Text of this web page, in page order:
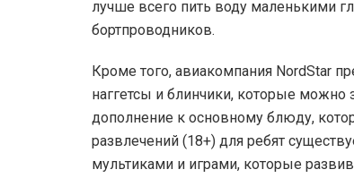
лучше всего пить воду маленькими
бортпроводников.
Кроме того, авиакомпания NordStar
наггетсы и блинчики, которые можно
дополнение к основному блюду,
развлечений (18+) для ребят
мультиками и играми, которые